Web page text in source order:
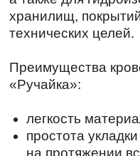
простота укладки и
на протяжении всего
монтаж кровли
устойчивость к УФ-
водонепроницаемость
высокая
(гарантийный срок 15